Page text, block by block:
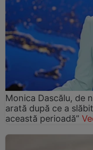
Monica Dascălu, de
arată după ce a
această perioadă”